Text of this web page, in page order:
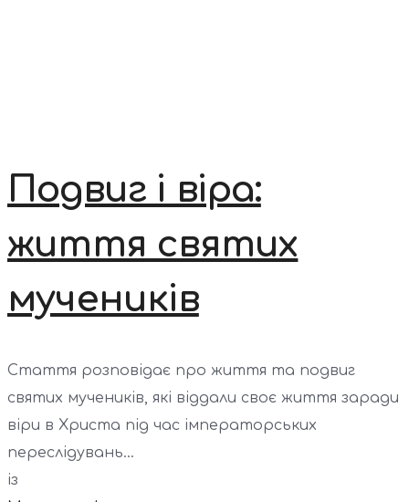
Подвиг і віра:
життя святих
мучеників
Стаття розповідає про життя та подвиг
святих мучеників, які віддали своє життя заради
віри в Христа під час імператорських
переслідувань...
із